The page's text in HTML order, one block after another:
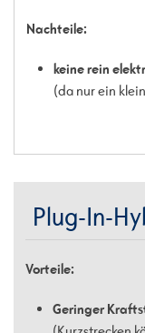
Nachteile:
keine rein
(da nur ein
Plug-In-
Vorteile:
Geringer